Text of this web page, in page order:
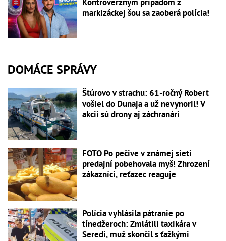
markizáckej šou sa zaoberá polícia!
DOMÁCE SPRÁVY
Štúrovo v strachu: 61-ročný Robert
vošiel do Dunaja a už nevynoril! V
akcii sú drony aj záchranári
FOTO Po pečive v známej sieti
predajní pobehovala myš! Zhrození
zákazníci, reťazec reaguje
Polícia vyhlásila pátranie po
tínedžeroch: Zmlátili taxikára v
Seredi, muž skončil s ťažkými